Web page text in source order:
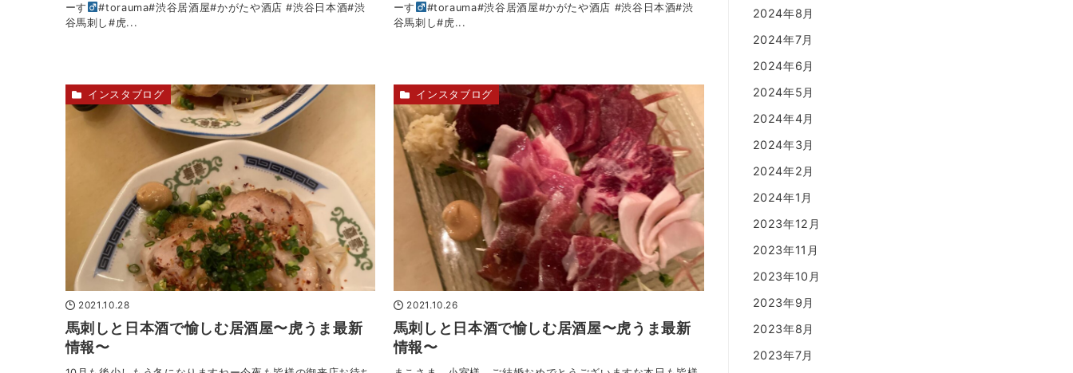
ーす‍
#torauma#渋谷居酒屋#かがたや酒店 #渋谷日本酒#渋
谷馬刺し#虎...
ーす‍
#torauma#渋谷居酒屋#かがたや酒店 #渋谷日本酒#渋
谷馬刺し#虎...
2021.10.28
馬刺しと日本酒で愉しむ居酒屋〜虎うま最新
情報〜
インスタブログ
2021.10.26
馬刺しと日本酒で愉しむ居酒屋〜虎うま最新
情報〜
インスタブログ
2024年8月
2024年7月
2024年6月
2024年5月
2024年4月
2024年3月
2024年2月
2024年1月
2023年12月
2023年11月
2023年10月
2023年9月
2023年8月
2023年7月